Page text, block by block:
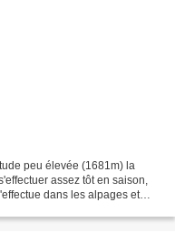
peu élevée (1681m) la
assez tôt en saison,
dans les alpages et